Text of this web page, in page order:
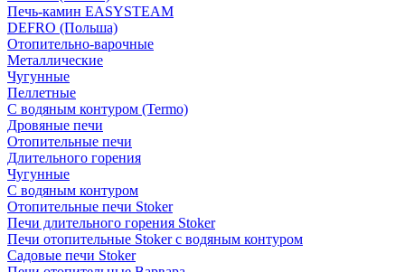
Печь-камин EASYSTEAM
DEFRO (Польша)
Отопительно-варочные
Металлические
Чугунные
Пеллетные
С водяным контуром (Termo)
Дровяные печи
Отопительные печи
Длительного горения
Чугунные
C водяным контуром
Отопительные печи Stoker
Печи длительного горения Stoker
Печи отопительные Stoker с водяным контуром
Садовые печи Stoker